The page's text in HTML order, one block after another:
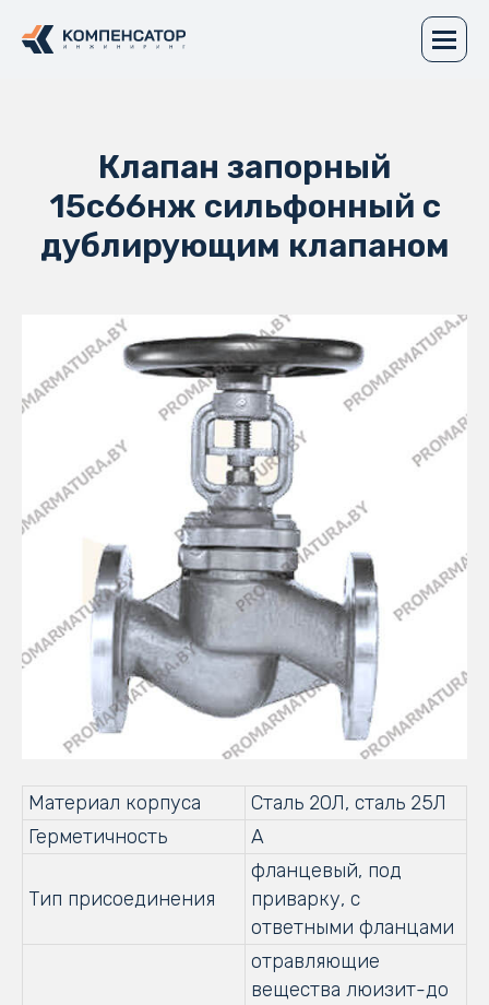
Клапан запорный
15с66нж сильфонный с
дублирующим клапаном
Материал корпуса
Сталь 20Л, сталь 25Л
Герметичность
А
Тип присоединения
фланцевый, под
приварку, с
ответными фланцами
отравляющие
вещества люизит-до